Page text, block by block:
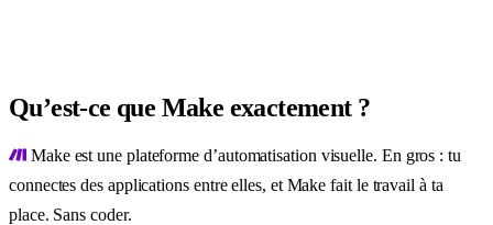
Qu’est-ce que Make exactement ?
Make est une plateforme d’automatisation visuelle. En gros : tu
connectes des applications entre elles, et Make fait le travail à ta
place. Sans coder.